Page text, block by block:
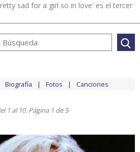
sad for a girl so in love' es el tercer
Biografía Fotos Canciones
1 al 10. Página 1 de 5